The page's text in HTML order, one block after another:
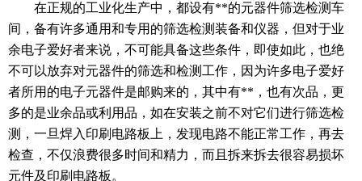
在正规的工业化生产中，都设有**的元器件筛选检测车
间，备有许多通用和专用的筛选检测装备和仪器，但对于业
余电子爱好者来说，不可能具备这些条件，即使如此，也绝
不可以放弃对元器件的筛选和检测工作，因为许多电子爱好
者所用的电子元器件是邮购来的，其中有**，也有次品，更
多的是业余品或利用品，如在安装之前不对它们进行筛选检
测，一旦焊入印刷电路板上，发现电路不能正常工作，再去
检查，不仅浪费很多时间和精力，而且拆来拆去很容易损坏
元件及印刷电路板。